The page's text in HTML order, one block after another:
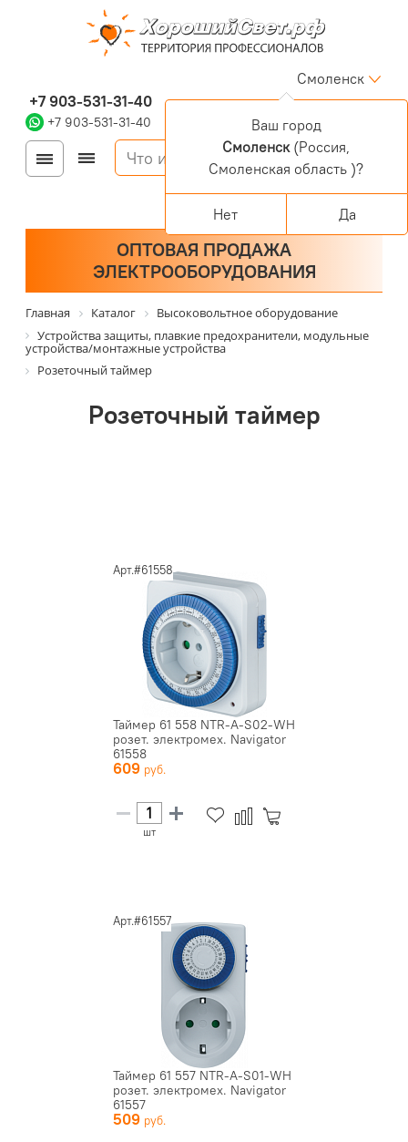
+7 903-531-31-40
+7 903-531-31-40
Смоленск
Войти
Регистрация
Корзина
0 позиций
ОПТОВАЯ ПРОДАЖА
ЭЛЕКТРООБОРУДОВАНИЯ
Главная Каталог
Высоковольтное оборудование
Устройства защиты, плавкие предохранители, модульные
устройства/монтажные устройства
Розеточный таймер
Розеточный таймер
Арт.#61558
Таймер 61 558 NTR-A-S02-WH
розет. электромех. Navigator
61558
609
шт
Арт.#61557
Таймер 61 557 NTR-A-S01-WH
розет. электромех. Navigator
61557
509
Ваш город
Смоленск(Россия,
Смоленская область )?
Нет Да